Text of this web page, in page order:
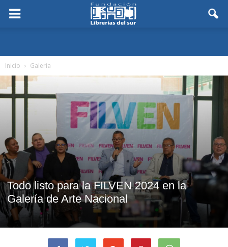
Inicio Galeria
Todo listo para la FILVEN 2024 en la
Galería de Arte Nacional